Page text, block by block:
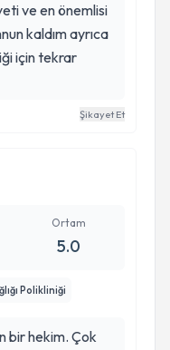
ve en önemlisi
kaldım ayrıca
için tekrar
Şikayet Et
Ortam
5.0
Polikliniği
bir hekim. Çok